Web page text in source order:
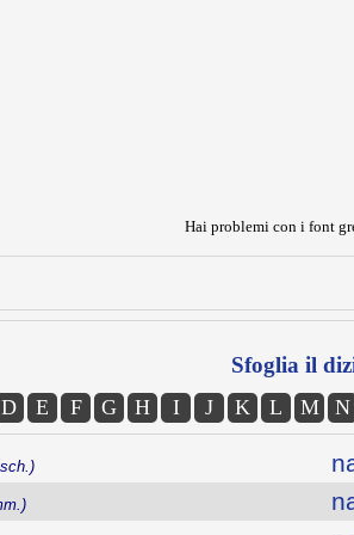
Hai problemi con i font
Sfoglia il
D E F G H I J K L M N